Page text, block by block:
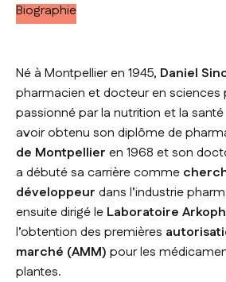
Biographie
Né à Montpellier en 1945, Daniel
pharmacien et docteur en sciences
passionné par la nutrition et la
avoir obtenu son diplôme de
de Montpellier en 1968 et son
a débuté sa carrière comme
développeur dans l’industrie
ensuite dirigé le Laboratoire
l’obtention des premières
marché (AMM) pour les
plantes.